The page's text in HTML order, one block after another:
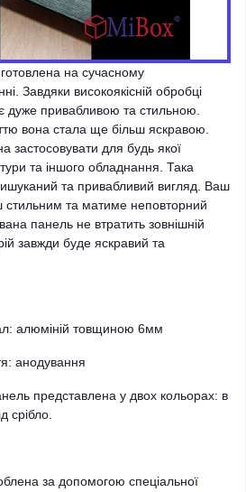
на сучасному
Завдяки високоякісній обробці
дуже привабливою та стильною.
вона стала ще більш яскравою.
застосовувати для будь якої
та іншого обладнання. Така
та привабливий вигляд. Ваш
стильним та матиме неповторний
панель не втратить зовнішній
завжди буде яскравий та
алюміній товщиною 6мм
анодування
представлена у двох кольорах: в
срібло.
за допомогою спеціальної